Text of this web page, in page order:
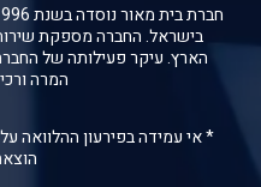
בישראל. החברה מספקת
הארץ. עיקר פעילותה של
המרה
* אי עמידה בפירעון ההלוואה